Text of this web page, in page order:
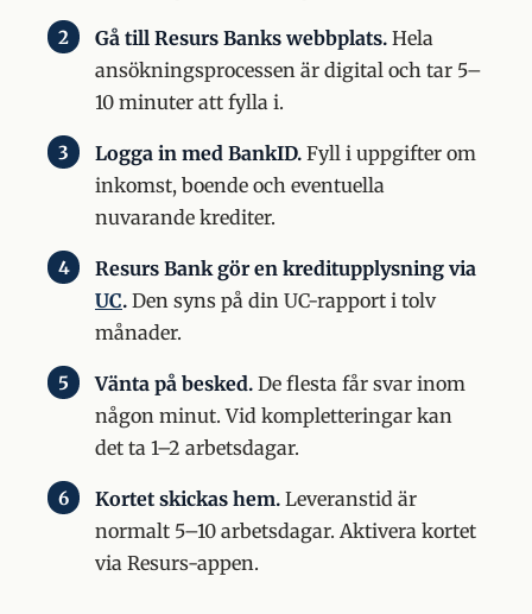
Gå till Resurs Banks webbplats. Hela
ansökningsprocessen är digital och tar 5–
10 minuter att fylla i.
Logga in med BankID. Fyll i uppgifter om
inkomst, boende och eventuella
nuvarande krediter.
Resurs Bank gör en kreditupplysning via
UC. Den syns på din UC-rapport i tolv
månader.
Vänta på besked. De flesta får svar inom
någon minut. Vid kompletteringar kan
det ta 1–2 arbetsdagar.
Kortet skickas hem. Leveranstid är
normalt 5–10 arbetsdagar. Aktivera kortet
via Resurs-appen.